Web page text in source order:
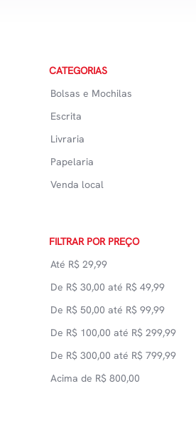
CATEGORIAS
Bolsas e Mochilas
Escrita
Livraria
Papelaria
Venda local
FILTRAR POR PREÇO
Até R$ 29,99
De R$ 30,00 até R$ 49,99
De R$ 50,00 até R$ 99,99
De R$ 100,00 até R$ 299,99
De R$ 300,00 até R$ 799,99
Acima de R$ 800,00